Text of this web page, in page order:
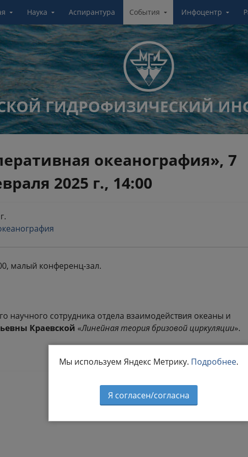
Наука Аспирантура События Инфоцентр
ГИДРОФИЗИЧЕСКИЙ
океанография», 7
2025 г., 14:00
малый конференц-зал.
научного сотрудника отдела взаимодействия океаны и
Краевской «Линейная теория бризовой циркуляции».
Мы используем Яндекс Метрику. Подробнее.
Я согласен/согласна